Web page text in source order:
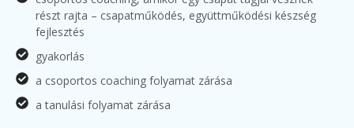
részt rajta – csapatműködés, együttműködési készség
fejlesztés
gyakorlás
a csoportos coaching folyamat zárása
a tanulási folyamat zárása